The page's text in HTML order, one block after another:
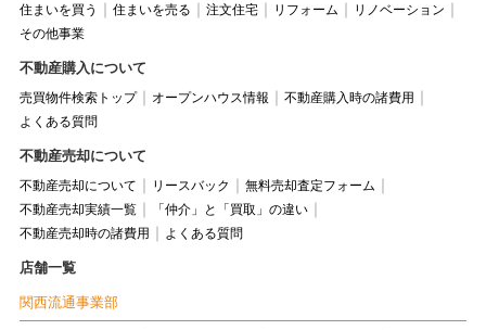
住まいを買う 住まいを売る 注文住宅 リフォーム
リノベーション
その他事業
不動産購入について
売買物件検索トップ オープンハウス情報
不動産購入時の諸費用
よくある質問
不動産売却について
不動産売却について リースバック
無料売却査定フォーム
不動産売却実績一覧
「仲介」と「買取」の違い
不動産売却時の諸費用
よくある質問
店舗一覧
関西流通事業部